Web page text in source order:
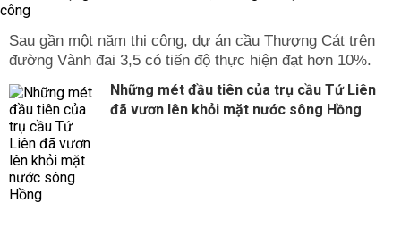
Sau gần một năm thi công, dự án cầu Thượng Cát trên
đường Vành đai 3,5 có tiến độ thực hiện đạt hơn 10%.
Những mét đầu tiên của trụ cầu Tứ Liên
đã vươn lên khỏi mặt nước sông Hồng